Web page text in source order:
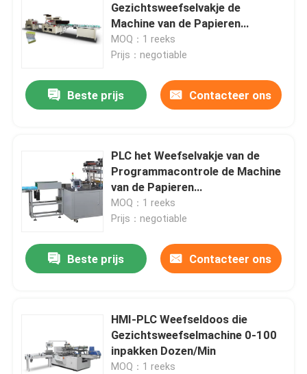
Gezichtsweefselvakje de
Machine van de Papieren
zakdoekjeverpakking 380V
MOQ：1 reeks
Prijs：negotiable
Beste prijs Contacteer ons
PLC het Weefselvakje van de
Programmacontrole de Machine
van de Papieren
zakdoekjeverpakking 80dB
MOQ：1 reeks
Prijs：negotiable
Beste prijs Contacteer ons
HMI-PLC Weefseldoos die
Gezichtsweefselmachine 0-100
inpakken Dozen/Min
MOQ：1 reeks